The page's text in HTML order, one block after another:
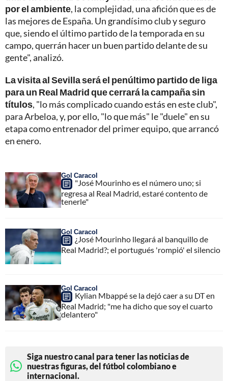
por el ambiente, la complejidad, una afición que es de
las mejores de España. Un grandísimo club y seguro
que, siendo el último partido de la temporada en su
campo, querrán hacer un buen partido delante de su
gente", analizó.
La visita al Sevilla será el penúltimo partido de liga
para un Real Madrid que cerrará la campaña sin
títulos, "lo más complicado cuando estás en este club",
para Arbeloa, y, por ello, "lo que más" le "duele" en su
etapa como entrenador del primer equipo, que arrancó
en enero.
Gol Caracol
"José Mourinho es el número uno; si
regresa al Real Madrid, estaré contento de
tenerle"
Gol Caracol
¿José Mourinho llegará al banquillo de
Real Madrid?; el portugués 'rompió' el silencio
Gol Caracol
Kylian Mbappé se la dejó caer a su DT en
Real Madrid; "me ha dicho que soy el cuarto
delantero"
Siga nuestro canal para tener las noticias de
nuestras figuras, del fútbol colombiano e
internacional.